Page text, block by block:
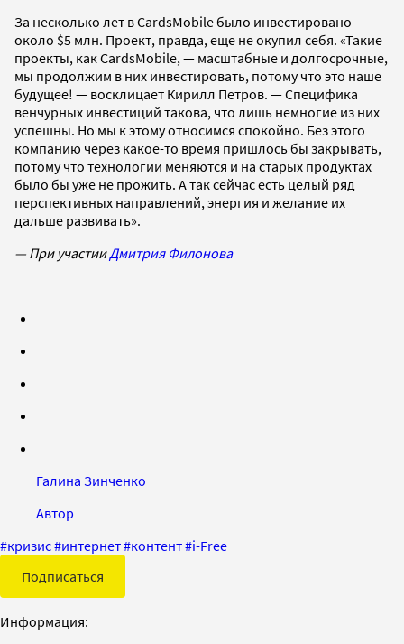
За несколько лет в CardsMobile было инвестировано
около $5 млн. Проект, правда, еще не окупил себя. «Такие
проекты, как CardsMobile, — масштабные и долгосрочные,
мы продолжим в них инвестировать, потому что это наше
будущее! — восклицает Кирилл Петров. — Специфика
венчурных инвестиций такова, что лишь немногие из них
успешны. Но мы к этому относимся спокойно. Без этого
компанию через какое-то время пришлось бы закрывать,
потому что технологии меняются и на старых продуктах
было бы уже не прожить. А так сейчас есть целый ряд
перспективных направлений, энергия и желание их
дальше развивать».
— При участииДмитрия Филонова
Галина Зинченко
Автор
#кризис#интернет#контент#i-Free
Подписаться
Информация: